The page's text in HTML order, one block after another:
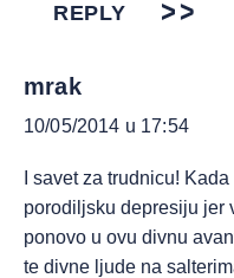
REPLY
mrak
10/05/2014 u 17:54
I savet za trudnicu!
porodiljsku depresiju jer
ponovo u ovu divnu
te divne ljude na